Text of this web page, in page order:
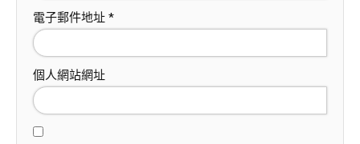
電子郵件地址 *
個人網站網址